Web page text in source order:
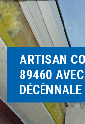
ARTISAN
89460
DÉCÉNNALE